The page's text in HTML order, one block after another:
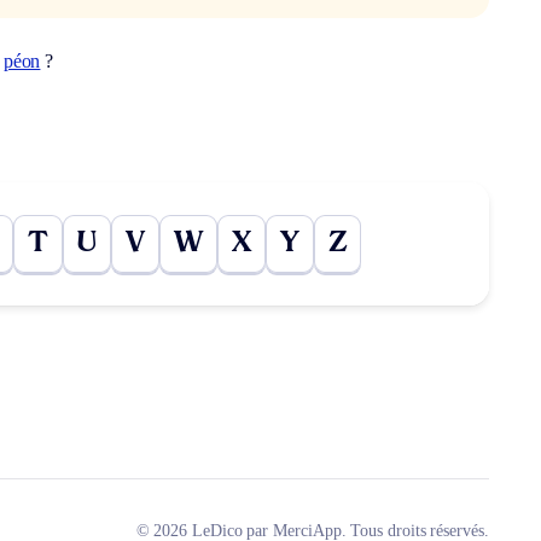
péon ?
T U V W X Y Z
© 2026 LeDico par MerciApp. Tous droits réservés.